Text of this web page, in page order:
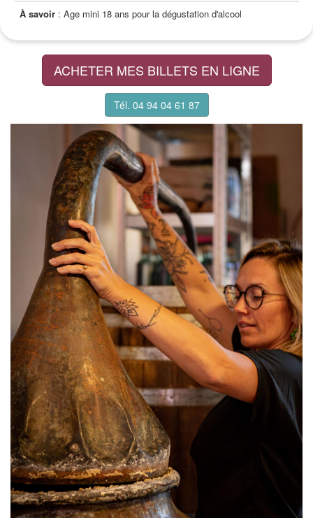
À savoir : Age mini 18 ans pour la dégustation d'alcool
ACHETER MES BILLETS EN LIGNE
Tél. 04 94 04 61 87